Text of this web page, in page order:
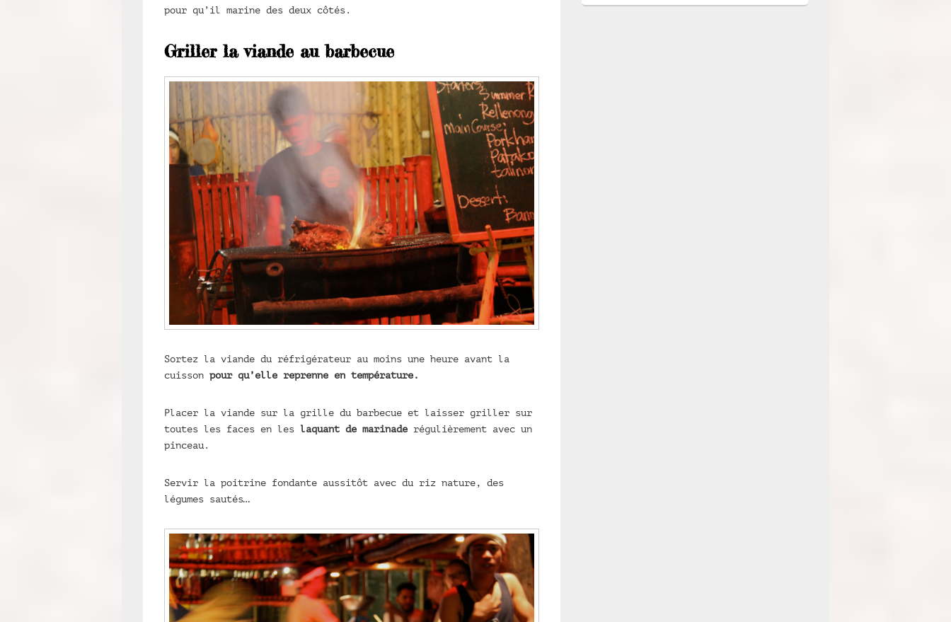
pour qu’il marine des deux côtés.
Griller la viande au barbecue
Sortez la viande du réfrigérateur au moins une heure avant la
cuisson pour qu’elle reprenne en température.
Placer la viande sur la grille du barbecue et laisser griller sur
toutes les faces en les laquant de marinade régulièrement avec un
pinceau.
Servir la poitrine fondante aussitôt avec du riz nature, des
légumes sautés…